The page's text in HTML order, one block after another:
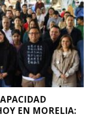
EN MORELIA: